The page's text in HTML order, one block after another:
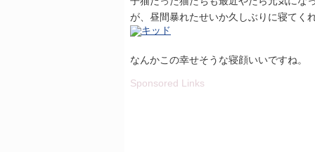
が、昼間暴れたせいか久しぶりに寝てく
なんかこの幸せそうな寝顔いいですね。
Sponsored Links